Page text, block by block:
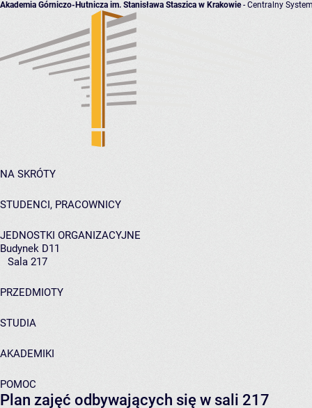
Akademia Górniczo-Hutnicza im. Stanisława Staszica w Krakowie- Centralny
NA SKRÓTY
STUDENCI, PRACOWNICY
JEDNOSTKI ORGANIZACYJNE
Budynek D11
Sala 217
PRZEDMIOTY
STUDIA
AKADEMIKI
POMOC
Plan zajęć odbywających się w sali 217